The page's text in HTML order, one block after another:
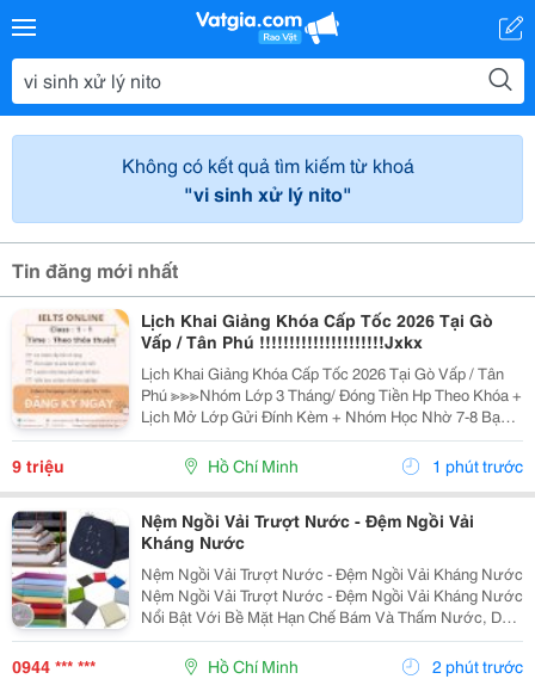
Không có kết quả tìm kiếm từ khoá
"vi sinh xử lý nito"
Tin đăng mới nhất
Lịch Khai Giảng Khóa Cấp Tốc 2026 Tại Gò
Vấp / Tân Phú !!!!!!!!!!!!!!!!!!!!!Jxkx
Lịch Khai Giảng Khóa Cấp Tốc 2026 Tại Gò Vấp / Tân
Phú ≫≫≫Nhóm Lớp 3 Tháng/ Đóng Tiền Hp Theo Khóa +
Lịch Mở Lớp Gửi Đính Kèm + Nhóm Học Nhờ 7-8 Bạn/
Lớp + Giáo Trình Ielts Có Band Điểm Lộ Trình, Sách
Nước Ngoài Bám Sát + Chia Đều 4 Kỹ...
9 triệu Hồ Chí Minh 1 phút trước
Nệm Ngồi Vải Trượt Nước - Đệm Ngồi Vải
Kháng Nước
Nệm Ngồi Vải Trượt Nước - Đệm Ngồi Vải Kháng Nước
Nệm Ngồi Vải Trượt Nước - Đệm Ngồi Vải Kháng Nước
Nổi Bật Với Bề Mặt Hạn Chế Bám Và Thấm Nước, Dễ
Lau Sạch, Kết Hợp Nhiều Lựa Chọn Ruột Nệm, Độ Dày
Và Kích Thước. Sản Phẩm Đang Có Khuyến Mãi, Ưu
0944 *** *** Hồ Chí Minh 2 phút trước